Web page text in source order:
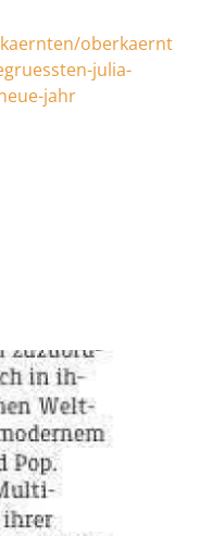
oberkaernt
julia-
jahr